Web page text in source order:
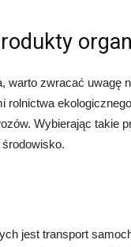
zwracać uwagę
Wybierając takie
jest transport